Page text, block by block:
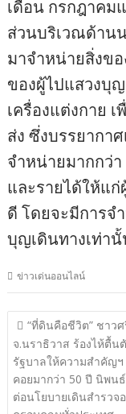
เดือน กรกฎาคม
ส่วนบริเวณด้าน
มาจำหน่ายสิ่งขอ
ของผู้ไปแสวงบุ
เครื่องแต่งกาย
ส่ง ซึ่งบรรยากา
จำหน่ายมากกว่
และรายได้ให้แ
ดี โดยจะมีการจ
บุญเดินทางเท่า
ข่าวเด่นออนไลน์
แนะแนว
เรื่อง
“ที่ดินคือชีวิต” ชาว
จ.นราธิวาส ร้องไห้ตื้น
รัฐบาลให้ความสำคัญฯ
คอยมากว่า 50 ปี นิพน
ต่อนโยบายเดินสำรวจ